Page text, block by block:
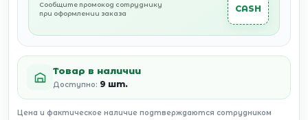
Сообщите промокод сотруднику
при оформлении заказа
CASH
Товар в наличии
Доступно: 9 шт.
Цена и фактическое наличие подтверждаются сотрудником